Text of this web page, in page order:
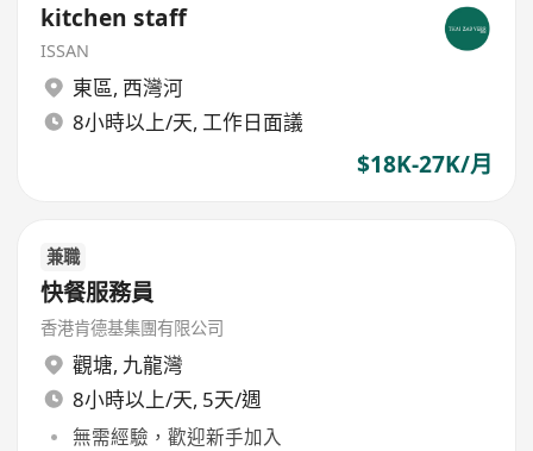
kitchen staff
ISSAN
東區, 西灣河
8小時以上/天, 工作日面議
$18K-27K/月
兼職
快餐服務員
香港肯德基集團有限公司
觀塘, 九龍灣
8小時以上/天, 5天/週
無需經驗，歡迎新手加入